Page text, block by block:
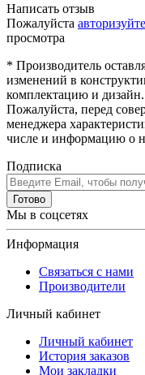
Написать отзыв
Пожалуйста
просмотра
* Производитель
изменений в
комплектацию и дизайн.
Пожалуйста, перед
менеджера
числе и информацию о
Подписка
Готово
Мы в соцсетях
Информация
Связаться с нами
Производители
Личный кабинет
Личный кабинет
История заказов
Мои закладки